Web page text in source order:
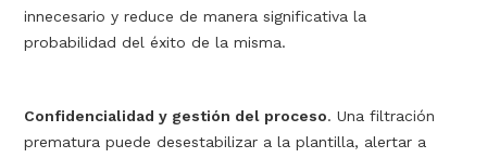
innecesario y reduce de manera significativa la
probabilidad del éxito de la misma.
Confidencialidad y gestión del proceso. Una filtración
prematura puede desestabilizar a la plantilla, alertar a